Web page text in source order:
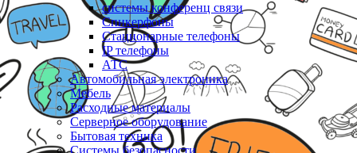
системы конференц связи
Спикерфоны
Стационарные телефоны
IP телефоны
АТС
Автомобильная электроника
Мебель
Расходные материалы
Серверное оборудование
Бытовая техника
Системы безопасности